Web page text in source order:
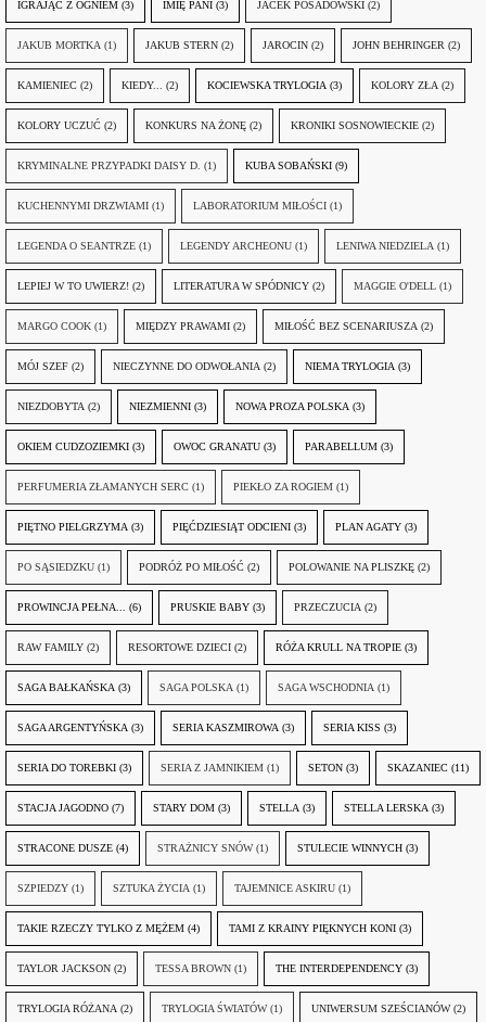
IGRAJĄC Z OGNIEM (3) IMIĘ PANI (3) JACEK POSADOWSKI (2)
JAKUB MORTKA (1) JAKUB STERN (2) JAROCIN (2) JOHN BEHRINGER (2)
KAMIENIEC (2) KIEDY... (2) KOCIEWSKA TRYLOGIA (3) KOLORY ZŁA (2)
KOLORY UCZUĆ (2) KONKURS NA ŻONĘ (2) KRONIKI SOSNOWIECKIE (2)
KRYMINALNE PRZYPADKI DAISY D. (1) KUBA SOBAŃSKI (9)
KUCHENNYMI DRZWIAMI (1) LABORATORIUM MIŁOŚCI (1)
LEGENDA O SEANTRZE (1) LEGENDY ARCHEONU (1) LENIWA NIEDZIELA (1)
LEPIEJ W TO UWIERZ! (2) LITERATURA W SPÓDNICY (2) MAGGIE O'DELL (1)
MARGO COOK (1) MIĘDZY PRAWAMI (2) MIŁOŚĆ BEZ SCENARIUSZA (2)
MÓJ SZEF (2) NIECZYNNE DO ODWOŁANIA (2) NIEMA TRYLOGIA (3)
NIEZDOBYTA (2) NIEZMIENNI (3) NOWA PROZA POLSKA (3)
OKIEM CUDZOZIEMKI (3) OWOC GRANATU (3) PARABELLUM (3)
PERFUMERIA ZŁAMANYCH SERC (1) PIEKŁO ZA ROGIEM (1)
PIĘTNO PIELGRZYMA (3) PIĘĆDZIESIĄT ODCIENI (3) PLAN AGATY (3)
PO SĄSIEDZKU (1) PODRÓŻ PO MIŁOŚĆ (2) POLOWANIE NA PLISZKĘ (2)
PROWINCJA PEŁNA... (6) PRUSKIE BABY (3) PRZECZUCIA (2)
RAW FAMILY (2) RESORTOWE DZIECI (2) RÓŻA KRULL NA TROPIE (3)
SAGA BAŁKAŃSKA (3) SAGA POLSKA (1) SAGA WSCHODNIA (1)
SAGA ARGENTYŃSKA (3) SERIA KASZMIROWA (3) SERIA KISS (3)
SERIA DO TOREBKI (3) SERIA Z JAMNIKIEM (1) SETON (3) SKAZANIEC (11)
STACJA JAGODNO (7) STARY DOM (3) STELLA (3) STELLA LERSKA (3)
STRACONE DUSZE (4) STRAŻNICY SNÓW (1) STULECIE WINNYCH (3)
SZPIEDZY (1) SZTUKA ŻYCIA (1) TAJEMNICE ASKIRU (1)
TAKIE RZECZY TYLKO Z MĘŻEM (4) TAMI Z KRAINY PIĘKNYCH KONI (3)
TAYLOR JACKSON (2) TESSA BROWN (1) THE INTERDEPENDENCY (3)
TRYLOGIA RÓŻANA (2) TRYLOGIA ŚWIATÓW (1) UNIWERSUM SZEŚCIANÓW (2)